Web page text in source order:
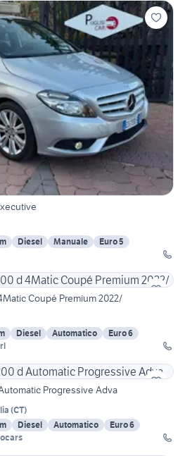
Diesel Manuale
Euro 5
Coupé Premium 2022/
Diesel Automatico
Euro 6
Progressive Adva
(CT)
Diesel Automatico
Euro 6